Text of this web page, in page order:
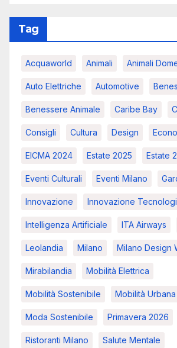
Tag
Acquaworld Animali Animali
Auto Elettriche Automotive
Benessere Animale Caribe Bay
Consigli Cultura Design
EICMA 2024 Estate 2025 Estate
Eventi Culturali Eventi Milano
Innovazione Innovazione
Intelligenza Artificiale ITA Airways
Leolandia Milano Milano Design
Mirabilandia Mobilità Elettrica
Mobilità Sostenibile Mobilità Urbana
Moda Sostenibile Primavera 2026
Ristoranti Milano Salute Mentale